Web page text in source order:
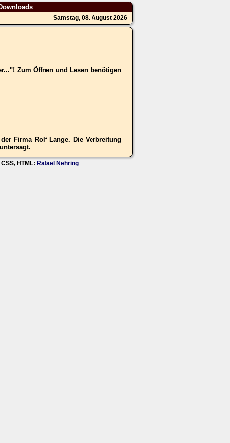
Downloads
Samstag, 08. August 2026
Zum Öffnen und Lesen benötigen
Firma Rolf Lange. Die Verbreitung
HTML: Rafael Nehring